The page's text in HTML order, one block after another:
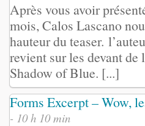
Après vous avoir
mois, Calos Lascano
hauteur du teaser.
revient sur les devant
Shadow of Blue. [...]
Forms Excerpt – Wow,
- 10 h 10 min